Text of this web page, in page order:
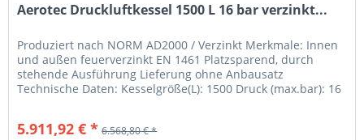
Aerotec Druckluftkessel 1500 L 16 bar verzinkt...
Produziert nach NORM AD2000 / Verzinkt Merkmale: Innen
und außen feuerverzinkt EN 1461 Platzsparend, durch
stehende Ausführung Lieferung ohne Anbausatz
Technische Daten: Kesselgröße(L): 1500 Druck (max.bar): 16
5.911,92 € * 6.568,80 € *